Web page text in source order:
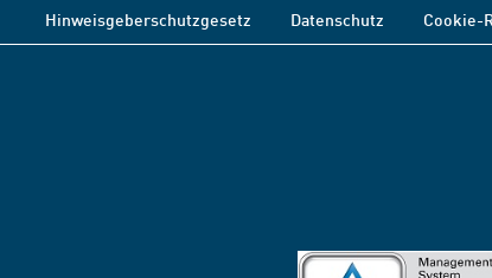
Hinweisgeberschutzgesetz Datenschutz Cookie-